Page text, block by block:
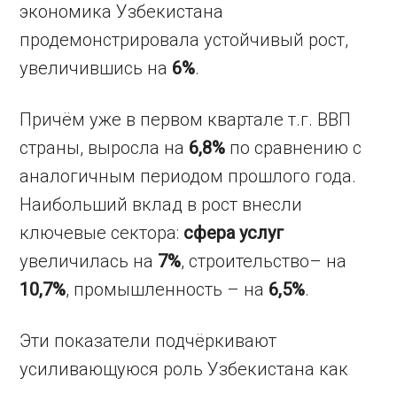
экономика Узбекистана
продемонстрировала устойчивый рост,
увеличившись на 6%.
Причём уже в первом квартале т.г. ВВП
страны, выросла на 6,8% по сравнению с
аналогичным периодом прошлого года.
Наибольший вклад в рост внесли
ключевые сектора: сфера услуг
увеличилась на 7%, строительство– на
10,7%, промышленность – на 6,5%.
Эти показатели подчёркивают
усиливающуюся роль Узбекистана как